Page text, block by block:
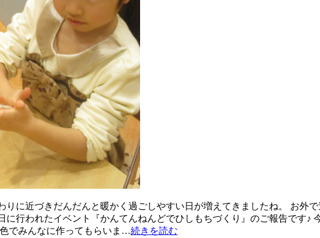
りに近づきだんだんと暖かく過ごしやすい日が増えてきましたね。 お外
に行われたイベント『かんてんねんどでひしもちづくり』のご報告です
でみんなに作ってもらいま…続きを読む